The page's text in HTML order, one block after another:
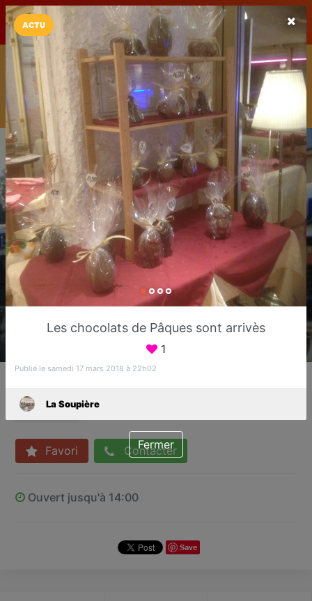
LaCarte LaCarte sur
Play Store
Installez l'App LaCarte
Téléchargez gratuitement l'app LaCarte pour suivre vos
commerces favoris et ne rien rater !
Télécharger Plus tard
La Soupière
Saint-Aygulf
Favori Contacter
Ouvert jusqu'à 14:00
Save
ACTU
Les chocolats de Pâques sont arrivès
1
Publié le samedi 17 mars 2018 à 22h02
La Soupière
Fermer